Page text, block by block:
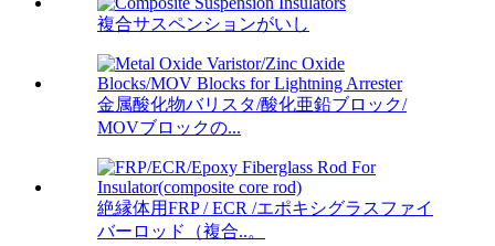
複合サスペンションがいし
金属酸化物バリスタ/酸化亜鉛ブロック/
MOVブロックの...
絶縁体用FRP / ECR /エポキシグラスファイ
バーロッド（複合..。